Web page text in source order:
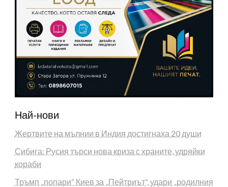
Най-нови
Жертвите на мълнии в Индия достигнаха 20 души
Сибига: Русия търси нова криза с храните, удряйки
кораби
Тръмп „попари“ Киев за „Пейтриът“, удари „родилния